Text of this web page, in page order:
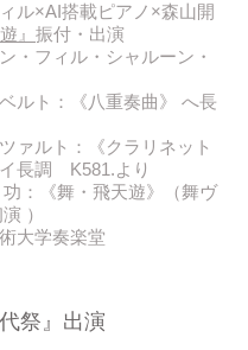
ル×AI搭載ピアノ×森山開
』 振付・出演
・フィル・シャルーン・
ルト：《八重奏曲》 へ長
ト：《クラリネット
長調 K581.より
舞・飛天遊》（舞ヴ
演 ）
大学奏楽堂
祭』出演